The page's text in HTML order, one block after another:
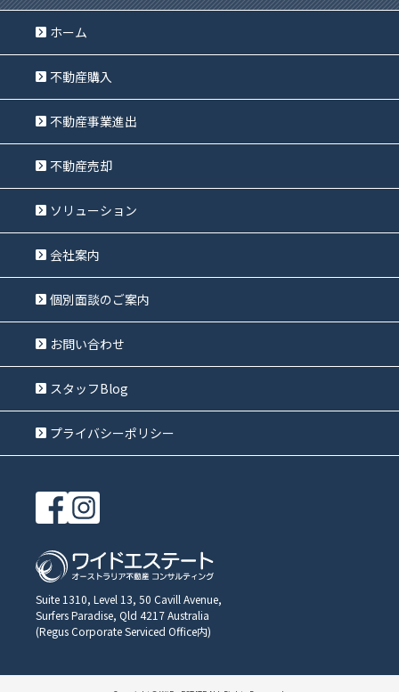
ホーム
不動産購入
不動産事業進出
不動産売却
ソリューション
会社案内
個別面談のご案内
お問い合わせ
スタッフBlog
プライバシーポリシー
Suite 1310, Level 13, 50 Cavill Avenue,
Surfers Paradise, Qld 4217 Australia
(Regus Corporate Serviced Office内)